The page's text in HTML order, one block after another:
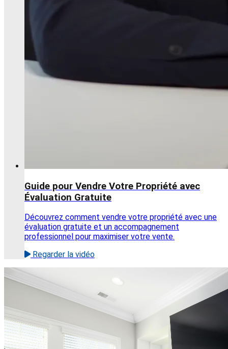
Guide pour Vendre Votre Propriété avec
Évaluation Gratuite
Découvrez comment vendre votre propriété avec une
évaluation gratuite et un accompagnement
professionnel pour maximiser votre vente.
Regarder la vidéo